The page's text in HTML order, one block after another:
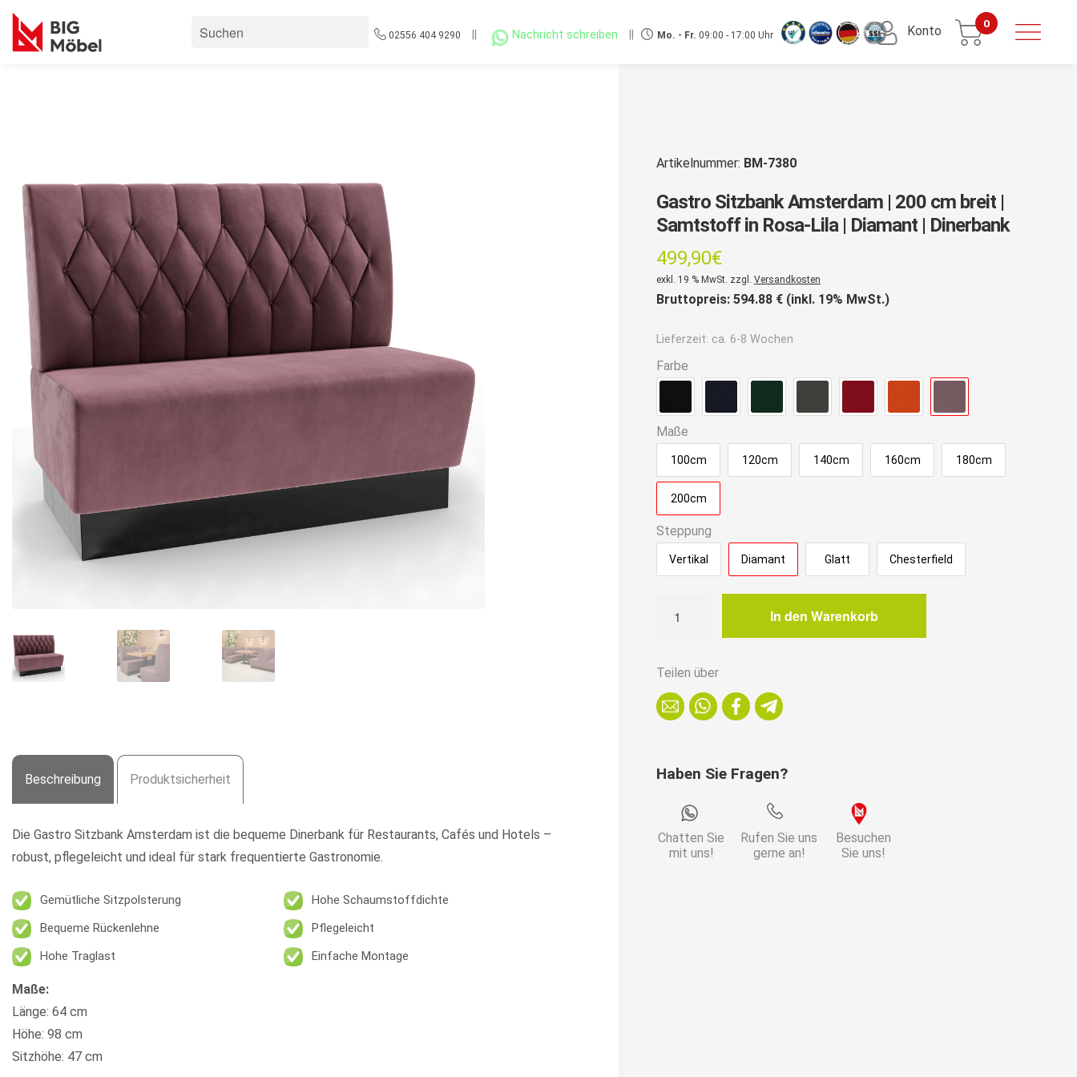
02556 404 9290 Nachricht schreiben Mo. - Fr. 09:00 - 17:00 Uhr Konto 0
Beschreibung Produktsicherheit
Die Gastro Sitzbank Amsterdam ist die bequeme Dinerbank für Restaurants, Cafés und Hotels –
robust, pflegeleicht und ideal für stark frequentierte Gastronomie.
Gemütliche Sitzpolsterung
Hohe Schaumstoffdichte
Bequeme Rückenlehne
Pflegeleicht
Hohe Traglast
Einfache Montage
Maße:
Länge: 64 cm
Höhe: 98 cm
Sitzhöhe: 47 cm
Artikelnummer: BM-7380
Gastro Sitzbank Amsterdam | 200 cm breit |
Samtstoff in Rosa-Lila | Diamant | Dinerbank
499,90€
exkl. 19 % MwSt. zzgl. Versandkosten
Bruttopreis: 594.88 € (inkl. 19% MwSt.)
Lieferzeit: ca. 6-8 Wochen
Farbe
Maße
100cm 120cm 140cm 160cm 180cm
200cm
Steppung
Vertikal Diamant Glatt Chesterfield
Sitzbank
|
200
cm
Samtstoff
Lila
In den Warenkorb
Teilen über
Haben Sie Fragen?
Chatten Sie
mit uns!
Rufen Sie uns
gerne an!
Besuchen
Sie uns!